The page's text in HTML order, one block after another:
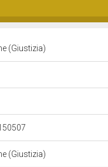
(Giustizia)
(Giustizia)